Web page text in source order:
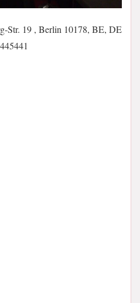
Str. 19 , Berlin 10178, BE, DE